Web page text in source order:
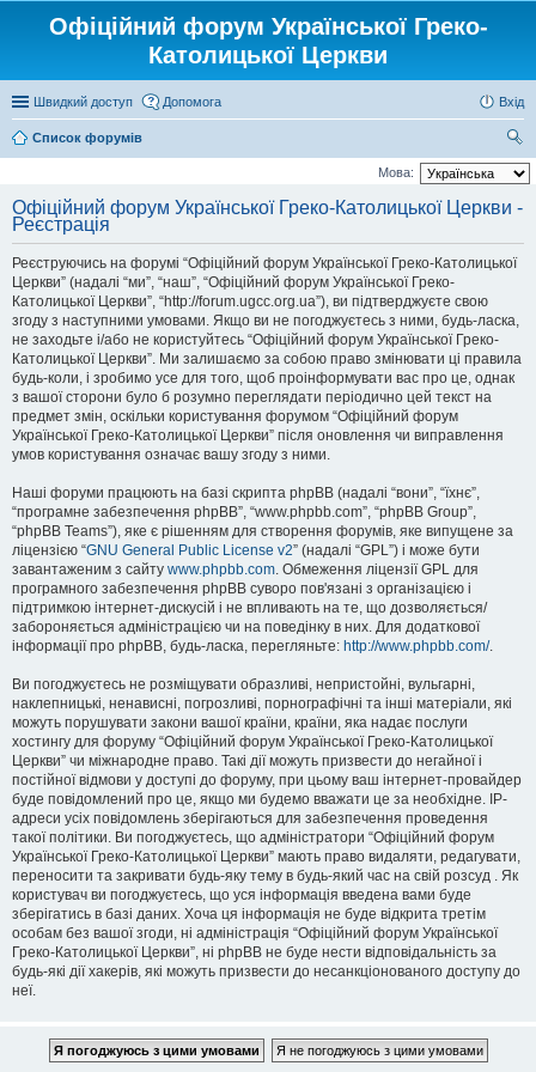
Офіційний форум Української Греко-
Католицької Церкви
Швидкий доступ Допомога Вхід
Список форумів
ош
Мова:
Офіційний форум Української Греко-Католицької Церкви -
Реєстрація
Реєструючись на форумі “Офіційний форум Української Греко-Католицької
Церкви” (надалі “ми”, “наш”, “Офіційний форум Української Греко-
Католицької Церкви”, “http://forum.ugcc.org.ua”), ви підтверджуєте свою
згоду з наступними умовами. Якщо ви не погоджуєтесь з ними, будь-ласка,
не заходьте і/або не користуйтесь “Офіційний форум Української Греко-
Католицької Церкви”. Ми залишаємо за собою право змінювати ці правила
будь-коли, і зробимо усе для того, щоб проінформувати вас про це, однак
з вашої сторони було б розумно переглядати періодично цей текст на
предмет змін, оскільки користування форумом “Офіційний форум
Української Греко-Католицької Церкви” після оновлення чи виправлення
умов користування означає вашу згоду з ними.
Наші форуми працюють на базі скрипта phpBB (надалі “вони”, “їхнє”,
“програмне забезпечення phpBB”, “www.phpbb.com”, “phpBB Group”,
“phpBB Teams”), яке є рішенням для створення форумів, яке випущене за
ліцензією “GNU General Public License v2” (надалі “GPL”) і може бути
завантаженим з сайту www.phpbb.com. Обмеження ліцензії GPL для
програмного забезпечення phpBB суворо пов'язані з організацією і
підтримкою інтернет-дискусій і не впливають на те, що дозволяється/
забороняється адміністрацією чи на поведінку в них. Для додаткової
інформації про phpBB, будь-ласка, перегляньте: http://www.phpbb.com/.
Ви погоджуєтесь не розміщувати образливі, непристойні, вульгарні,
наклепницькі, ненависні, погрозливі, порнографічні та інші матеріали, які
можуть порушувати закони вашої країни, країни, яка надає послуги
хостингу для форуму “Офіційний форум Української Греко-Католицької
Церкви” чи міжнародне право. Такі дії можуть призвести до негайної і
постійної відмови у доступі до форуму, при цьому ваш інтернет-провайдер
буде повідомлений про це, якщо ми будемо вважати це за необхідне. IP-
адреси усіх повідомлень зберігаються для забезпечення проведення
такої політики. Ви погоджуєтесь, що адміністратори “Офіційний форум
Української Греко-Католицької Церкви” мають право видаляти, редагувати,
переносити та закривати будь-яку тему в будь-який час на свій розсуд . Як
користувач ви погоджуєтесь, що уся інформація введена вами буде
зберігатись в базі даних. Хоча ця інформація не буде відкрита третім
особам без вашої згоди, ні адміністрація “Офіційний форум Української
Греко-Католицької Церкви”, ні phpBB не буде нести відповідальність за
будь-які дії хакерів, які можуть призвести до несанкціонованого доступу до
неї.